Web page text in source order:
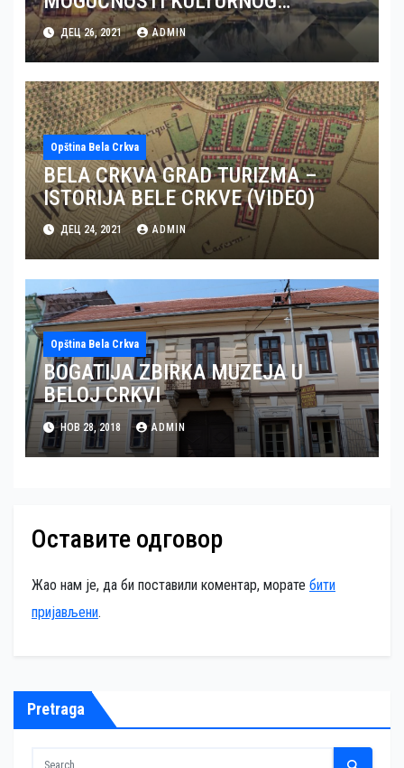
TURIZMA U BELOJ CRKVI (VIDEO)
ДЕЦ 26, 2021 ADMIN
Opština Bela Crkva
BELA CRKVA GRAD TURIZMA –
ISTORIJA BELE CRKVE (VIDEO)
ДЕЦ 24, 2021 ADMIN
Opština Bela Crkva
BOGATIJA ZBIRKA MUZEJA U
BELOJ CRKVI
НОВ 28, 2018 ADMIN
Оставите одговор
Жао нам је, да би поставили коментар, морате бити
пријављени.
Pretraga